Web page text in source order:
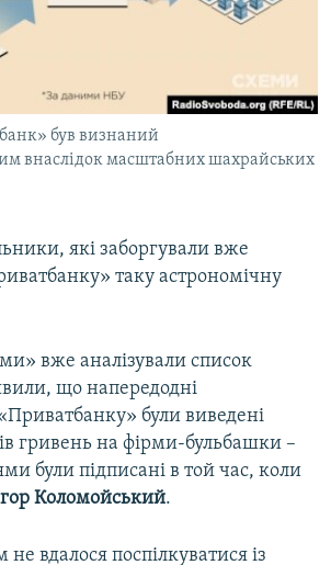
був визнаний
внаслідок масштабних шахрайських
які заборгували вже
таку астрономічну
вже аналізували список
що напередодні
«Приватбанку» були виведені
гривень на фірми-бульбашки –
були підписані в той час, коли
Коломойський.
не вдалося поспілкуватися із